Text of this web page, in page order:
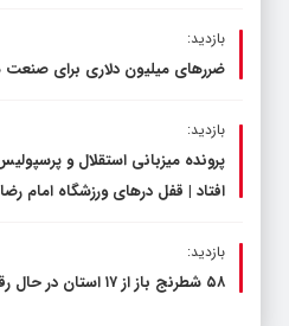
بازدید:
ضررهای میلیون دلاری برای صنعت
بازدید:
پرونده میزبانی استقلال و
افتاد | قفل در‌های ورزشگاه امام
بازدید:
۵۸ شطرنج‌ باز از ۱۷ استان در حال رقابت در گلمکان